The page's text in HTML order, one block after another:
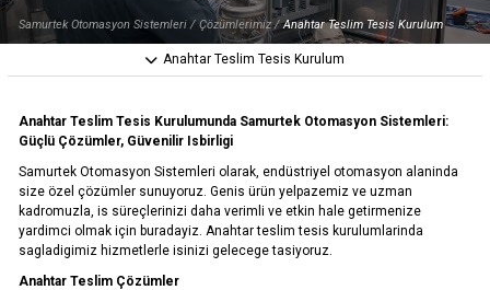
Ürünlerimiz
Çözümlerimiz
Multimedya
Kalite & Belgeler
Samurtek Otomasyon Sistemleri / Çözümlerimiz / Anahtar Teslim Tesis Kurulum
Anahtar Teslim Tesis Kurulum
Çözümlerimiz
Multimedya
Kalite & Belgeler
İletişim
Anahtar Teslim Tesis Kurulumunda Samurtek Otomasyon Sistemleri:
Güçlü Çözümler, Güvenilir Isbirligi
Samurtek Otomasyon Sistemleri olarak, endüstriyel otomasyon alaninda
size özel çözümler sunuyoruz. Genis ürün yelpazemiz ve uzman
kadromuzla, is süreçlerinizi daha verimli ve etkin hale getirmenize
yardimci olmak için buradayiz. Anahtar teslim tesis kurulumlarinda
sagladigimiz hizmetlerle isinizi gelecege tasiyoruz.
Anahtar Teslim Çözümler